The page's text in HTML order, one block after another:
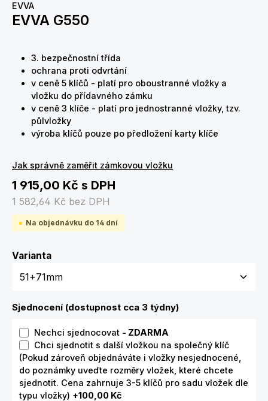
EVVA
EVVA G550
3. bezpečnostní třída
ochrana proti odvrtání
v ceně 5 klíčů - platí pro oboustranné vložky a
vložku do přídavného zámku
v ceně 3 klíče - platí pro jednostranné vložky, tzv.
půlvložky
výroba klíčů pouze po předložení karty klíče
Jak správně zaměřit zámkovou vložku
1 915,00 Kč s DPH
1 582,64 Kč bez DPH
Na objednávku do 14 dní
VariantaZvolte variantu
Sjednocení (dostupnost cca 3 týdny)
Nechci sjednocovat - ZDARMA
Chci sjednotit s další vložkou na společný klíč
(Pokud zároveň objednáváte i vložky nesjednocené,
do poznámky uveďte rozměry vložek, které chcete
sjednotit. Cena zahrnuje 3-5 klíčů pro sadu vložek dle
typu vložky) +100,00 Kč